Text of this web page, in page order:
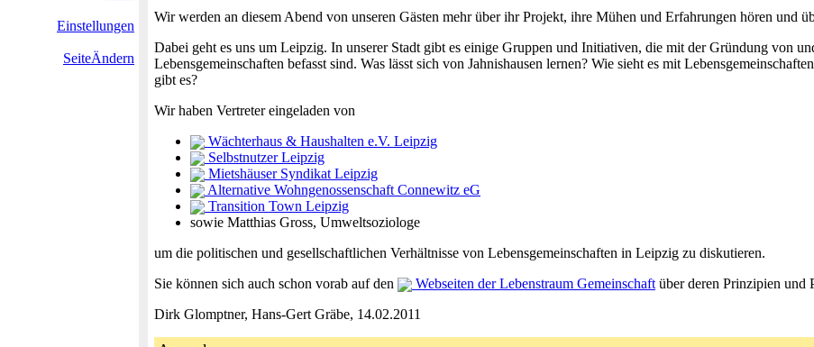
Einstellungen
SeiteÄndern
Wir werden an diesem Abend von unseren Gästen mehr über ihr Projekt, ihre Mühen und Erfahrungen hören und
Dabei geht es uns um Leipzig. In unserer Stadt gibt es einige Gruppen und Initiativen, die mit der Gründung von
Lebensgemeinschaften befasst sind. Was lässt sich von Jahnishausen lernen? Wie sieht es mit
gibt es?
Wir haben Vertreter eingeladen von
Wächterhaus & Haushalten e.V. Leipzig
Selbstnutzer Leipzig
Mietshäuser Syndikat Leipzig
Alternative Wohngenossenschaft Connewitz eG
Transition Town Leipzig
sowie Matthias Gross, Umweltsoziologe
um die politischen und gesellschaftlichen Verhältnisse von Lebensgemeinschaften in Leipzig zu diskutieren.
Sie können sich auch schon vorab auf den
Webseiten der Lebenstraum Gemeinschaft über deren Prinzipien und
Dirk Glomptner, Hans-Gert Gräbe, 14.02.2011